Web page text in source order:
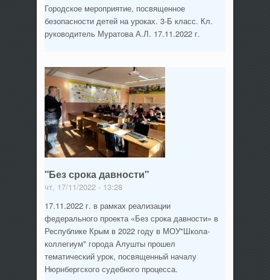
Городское мероприятие, посвященное
безопасности детей на уроках. 3-Б класс. Кл.
руководитель Муратова А.Л. 17.11.2022 г.
"Без срока давности"
чт, 17/11/2022 - 13:28
17.11.2022 г. в рамках реализации
федерального проекта «Без срока давности» в
Республике Крым в 2022 году в МОУ"Школа-
коллегиум" города Алушты прошел
тематический урок, посвященный началу
Нюрнбергского судебного процесса.